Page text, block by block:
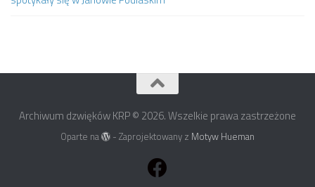
Archiwum dzwięków KRP © 2026. Wszelkie prawa zastrzeżone
Oparte na - Zaprojektowany z Motyw Hueman